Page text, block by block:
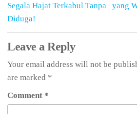
Segala Hajat Terkabul Tanpa
Diduga!
yang
Leave a Reply
Your email address will not be
are marked *
Comment *